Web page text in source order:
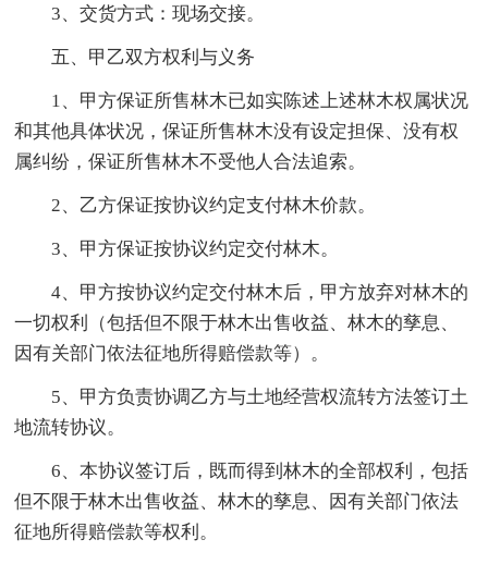
3、交货方式：现场交接。
五、甲乙双方权利与义务
1、甲方保证所售林木已如实陈述上述林木权属状况
和其他具体状况，保证所售林木没有设定担保、没有权
属纠纷，保证所售林木不受他人合法追索。
2、乙方保证按协议约定支付林木价款。
3、甲方保证按协议约定交付林木。
4、甲方按协议约定交付林木后，甲方放弃对林木的
一切权利（包括但不限于林木出售收益、林木的孳息、
因有关部门依法征地所得赔偿款等）。
5、甲方负责协调乙方与土地经营权流转方法签订土
地流转协议。
6、本协议签订后，既而得到林木的全部权利，包括
但不限于林木出售收益、林木的孳息、因有关部门依法
征地所得赔偿款等权利。